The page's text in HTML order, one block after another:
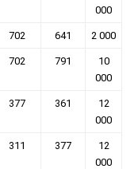
000
702 641 2 000
702 791
10
000
377 361
12
000
311 377
12
000